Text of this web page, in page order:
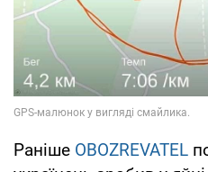
Раніше OBOZREVATEL